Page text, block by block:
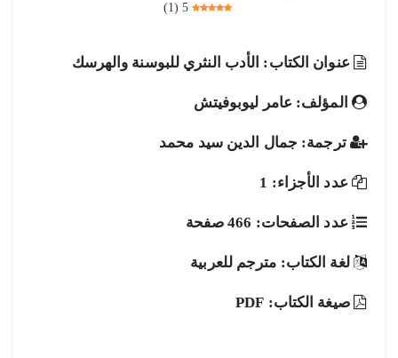
5
(
1
)
عنوان الكتاب: الأدب النثري للبوسنة والهرسك
المؤلف: عامر ليوبوفيتش
ترجمة: جمال الدين سيد محمد
عدد الأجزاء: 1
عدد الصفحات: 466 صفحة
لغة الكتاب: مترجم للعربية
صيغة الكتاب: PDF